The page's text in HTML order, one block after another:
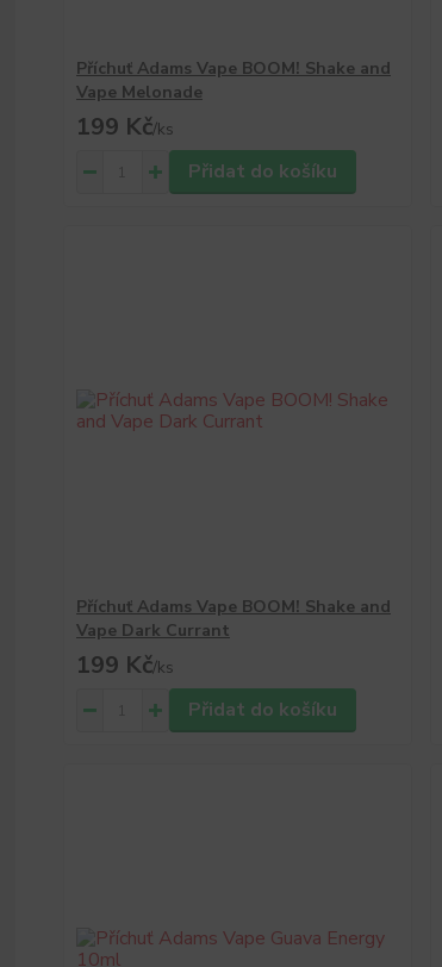
Příchuť Adams Vape BOOM! Shake and
Vape Melonade
199 Kč/ks
Přidat do košíku
Příchuť Adams Vape BOOM! Shake and
Vape Dark Currant
199 Kč/ks
Přidat do košíku